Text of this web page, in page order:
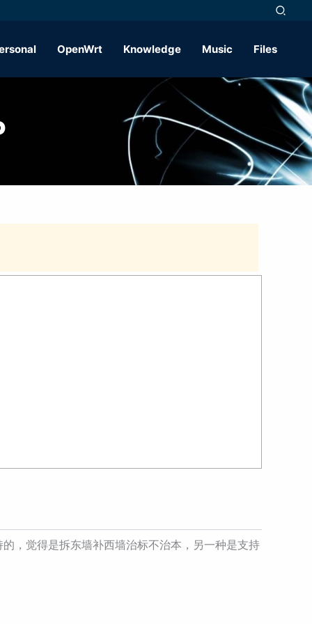
OpenWrt Knowledge Music Files
，觉得是拆东墙补西墙治标不治本，另一种是支持